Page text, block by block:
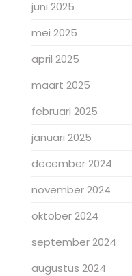
juni 2025
mei 2025
april 2025
maart 2025
februari 2025
januari 2025
december 2024
november 2024
oktober 2024
september 2024
augustus 2024